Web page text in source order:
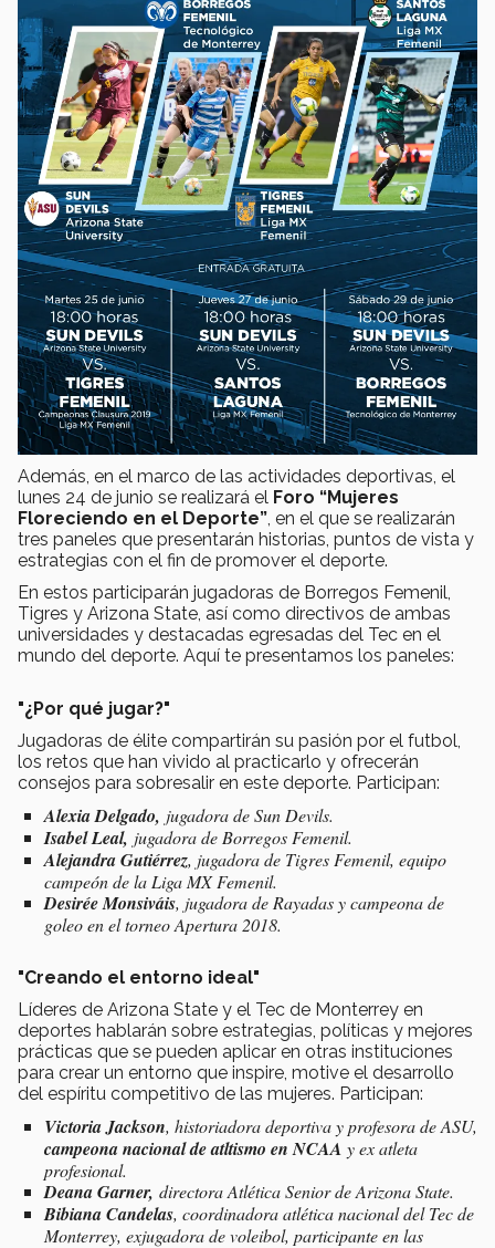
Además, en el marco de las actividades deportivas, el
lunes 24 de junio se realizará el Foro “Mujeres
Floreciendo en el Deporte”, en el que se realizarán
tres paneles que presentarán historias, puntos de vista y
estrategias con el fin de promover el deporte.
En estos participarán jugadoras de Borregos Femenil,
Tigres y Arizona State, así como directivos de ambas
universidades y destacadas egresadas del Tec en el
mundo del deporte. Aquí te presentamos los paneles:
"¿Por qué jugar?"
Jugadoras de élite compartirán su pasión por el futbol,
los retos que han vivido al practicarlo y ofrecerán
consejos para sobresalir en este deporte. Participan:
Alexia Delgado, jugadora de Sun Devils.
Isabel Leal, jugadora de Borregos Femenil.
Alejandra Gutiérrez, jugadora de Tigres Femenil, equipo
campeón de la Liga MX Femenil.
Desirée Monsiváis, jugadora de Rayadas y campeona de
goleo en el torneo Apertura 2018.
"Creando el entorno ideal"
Líderes de Arizona State y el Tec de Monterrey en
deportes hablarán sobre estrategias, políticas y mejores
prácticas que se pueden aplicar en otras instituciones
para crear un entorno que inspire, motive el desarrollo
del espíritu competitivo de las mujeres. Participan:
Victoria Jackson, historiadora deportiva y profesora de ASU,
campeona nacional de atltismo en NCAA y ex atleta
profesional.
Deana Garner, directora Atlética Senior de Arizona State.
Bibiana Candelas, coordinadora atlética nacional del Tec de
Monterrey, exjugadora de voleibol, participante en las